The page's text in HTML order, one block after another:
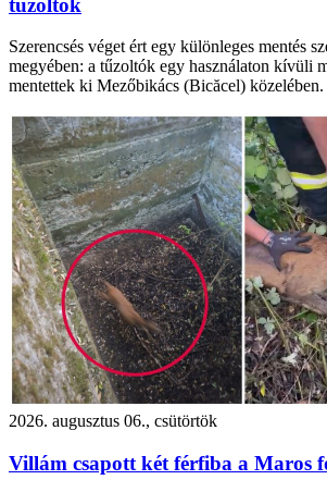
Szerencsés véget ért egy különleges mentés
megyében: a tűzoltók egy használaton kívüli
mentettek ki Mezőbikács (Bicăcel) közelében.
2026. augusztus 06., csütörtök
Villám csapott két férfiba a Maros